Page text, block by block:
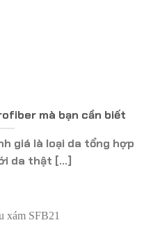
mà bạn cần biết
giá là loại da tổng hợp
da thật [...]